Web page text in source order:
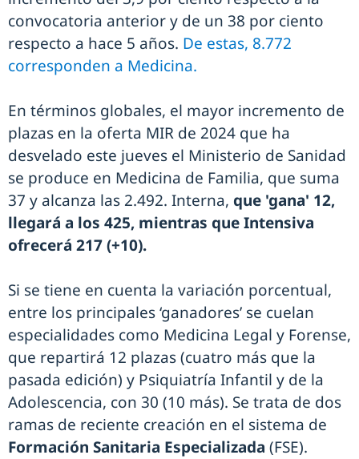
convocatoria anterior y de un 38 por ciento
respecto a hace 5 años. De estas, 8.772
corresponden a Medicina.
En términos globales, el mayor incremento de
plazas en la oferta MIR de 2024 que ha
desvelado este jueves el Ministerio de Sanidad
se produce en Medicina de Familia, que suma
37 y alcanza las 2.492. Interna, que 'gana' 12,
llegará a los 425, mientras que Intensiva
ofrecerá 217 (+10).
Si se tiene en cuenta la variación porcentual,
entre los principales ‘ganadores’ se cuelan
especialidades como Medicina Legal y Forense,
que repartirá 12 plazas (cuatro más que la
pasada edición) y Psiquiatría Infantil y de la
Adolescencia, con 30 (10 más). Se trata de dos
ramas de reciente creación en el sistema de
Formación Sanitaria Especializada (FSE).